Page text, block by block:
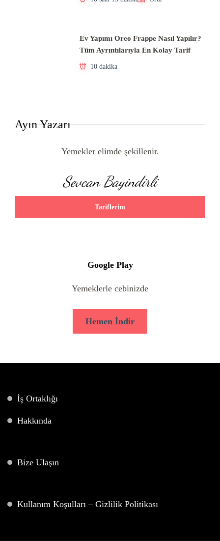
Ev Yapımı Oreo Frappe Nasıl Yapılır?
Tüm Ayrıntılarıyla En Kolay Tarif
10 dakika
Ayın Yazarı
Yemekler elimde şekillenir.
Sevcan Bayindirli
Tariflerim
Google Play
Yemeklerle cebinizde
Hemen İndir
İş Ortaklığı
Hakkında
Bize Ulaşın
Kullanım Koşulları – Gizlilik Politikası